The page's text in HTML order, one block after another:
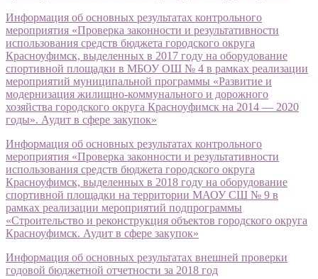
Информация об основных результатах контрольного
мероприятия «Проверка законности и результативности
использования средств бюджета городского округа
Красноуфимск, выделенных в 2017 году на оборудование
спортивной площадки в МБОУ ОШ № 4 в рамках реализации
мероприятий муниципальной программы «Развитие и
модернизация жилищно-коммунального и дорожного
хозяйства городского округа Красноуфимск на 2014 — 2020
годы». Аудит в сфере закупок»
Информация об основных результатах контрольного
мероприятия «Проверка законности и результативности
использования средств бюджета городского округа
Красноуфимск, выделенных в 2018 году на оборудование
спортивной площадки на территории МАОУ СШ № 9 в
рамках реализации мероприятий подпрограммы
«Строительство и реконструкция объектов городского округа
Красноуфимск. Аудит в сфере закупок»
Информация об основных результатах внешней проверки
годовой бюджетной отчетности за 2018 год